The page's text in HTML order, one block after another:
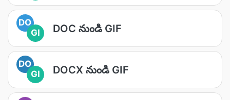
DO
GI
DOC నుండి GIF
DO
GI
DOCX నుండి GIF